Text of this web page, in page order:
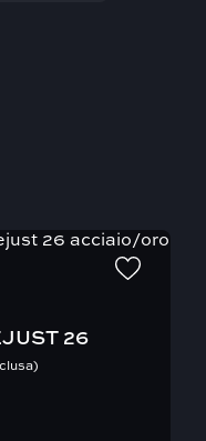
26